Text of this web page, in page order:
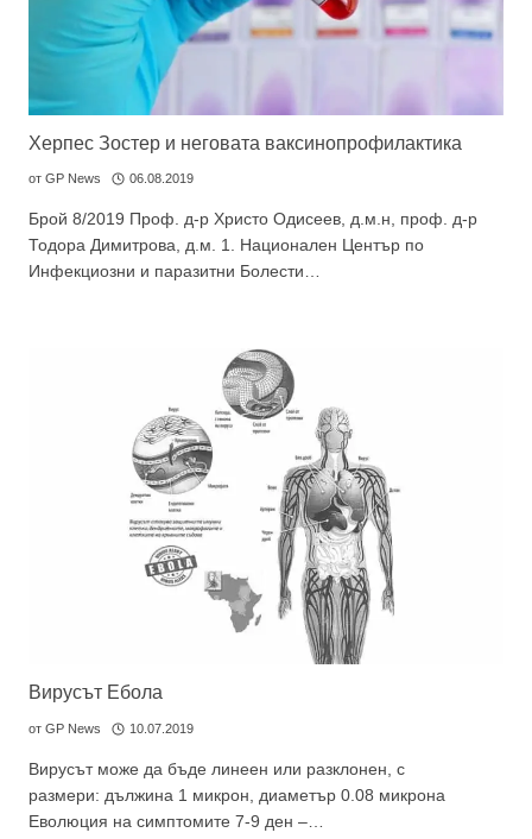
Херпес Зостер и неговата ваксинопрофилактика
от GP News 06.08.2019
Брой 8/2019 Проф. д-р Христо Одисеев, д.м.н, проф. д-р
Тодора Димитрова, д.м. 1. Национален Център по
Инфекциозни и паразитни Болести…
Вирусът Ебола
от GP News 10.07.2019
Вирусът може да бъде линеен или разклонен, с
размери: дължина 1 микрон, диаметър 0.08 микрона
Eволюция на симптомите 7-9 ден –…